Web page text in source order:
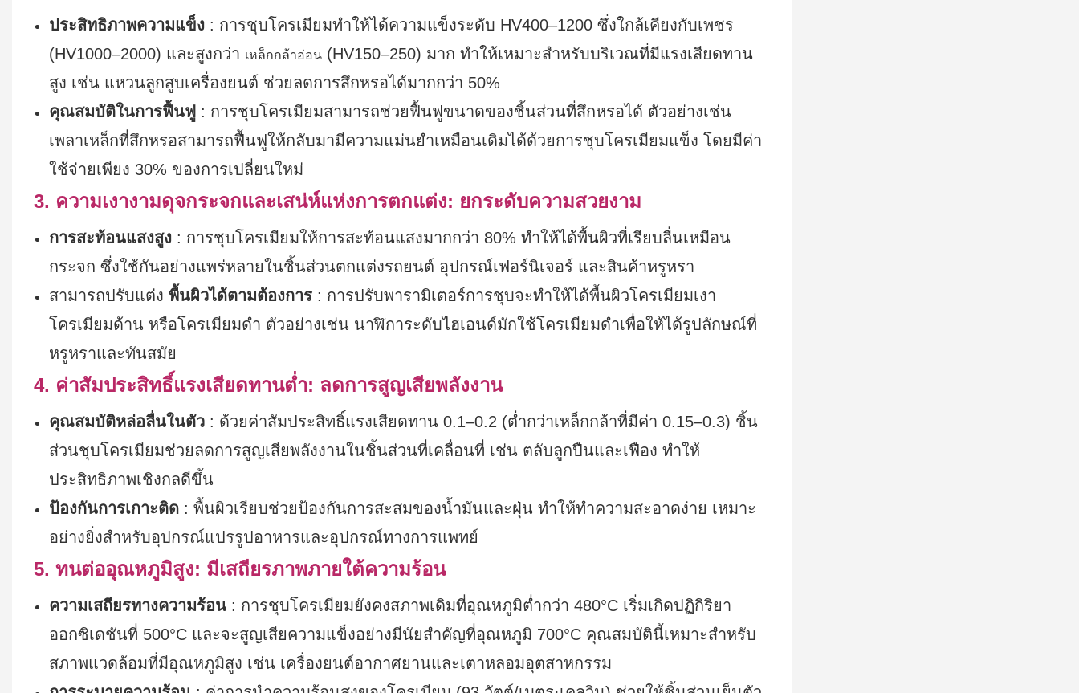
ประสิทธิภาพความแข็ง : การชุบโครเมียมทำให้ได้ความแข็งระดับ HV400–1200 ซึ่งใกล้เคียงกับเพชร
(HV1000–2000) และสูงกว่า เหล็กกล้าอ่อน (HV150–250) มาก ทำให้เหมาะสำหรับบริเวณที่มีแรงเสียดทาน
สูง เช่น แหวนลูกสูบเครื่องยนต์ ช่วยลดการสึกหรอได้มากกว่า 50%
คุณสมบัติในการฟื้นฟู : การชุบโครเมียมสามารถช่วยฟื้นฟูขนาดของชิ้นส่วนที่สึกหรอได้ ตัวอย่างเช่น
เพลาเหล็กที่สึกหรอสามารถฟื้นฟูให้กลับมามีความแม่นยำเหมือนเดิมได้ด้วยการชุบโครเมียมแข็ง โดยมีค่า
ใช้จ่ายเพียง 30% ของการเปลี่ยนใหม่
3. ความเงางามดุจกระจกและเสน่ห์แห่งการตกแต่ง: ยกระดับความสวยงาม
การสะท้อนแสงสูง : การชุบโครเมียมให้การสะท้อนแสงมากกว่า 80% ทำให้ได้พื้นผิวที่เรียบลื่นเหมือน
กระจก ซึ่งใช้กันอย่างแพร่หลายในชิ้นส่วนตกแต่งรถยนต์ อุปกรณ์เฟอร์นิเจอร์ และสินค้าหรูหรา
สามารถปรับแต่งพื้นผิวได้ตามต้องการ : การปรับพารามิเตอร์การชุบจะทำให้ได้พื้นผิวโครเมียมเงา
โครเมียมด้าน หรือโครเมียมดำ ตัวอย่างเช่น นาฬิการะดับไฮเอนด์มักใช้โครเมียมดำเพื่อให้ได้รูปลักษณ์ที่
หรูหราและทันสมัย
4. ค่าสัมประสิทธิ์แรงเสียดทานต่ำ: ลดการสูญเสียพลังงาน
คุณสมบัติหล่อลื่นในตัว : ด้วยค่าสัมประสิทธิ์แรงเสียดทาน 0.1–0.2 (ต่ำกว่าเหล็กกล้าที่มีค่า 0.15–0.3) ชิ้น
ส่วนชุบโครเมียมช่วยลดการสูญเสียพลังงานในชิ้นส่วนที่เคลื่อนที่ เช่น ตลับลูกปืนและเฟือง ทำให้
ประสิทธิภาพเชิงกลดีขึ้น
ป้องกันการเกาะติด : พื้นผิวเรียบช่วยป้องกันการสะสมของน้ำมันและฝุ่น ทำให้ทำความสะอาดง่าย เหมาะ
อย่างยิ่งสำหรับอุปกรณ์แปรรูปอาหารและอุปกรณ์ทางการแพทย์
5. ทนต่ออุณหภูมิสูง: มีเสถียรภาพภายใต้ความร้อน
ความเสถียรทางความร้อน : การชุบโครเมียมยังคงสภาพเดิมที่อุณหภูมิต่ำกว่า 480°C เริ่มเกิดปฏิกิริยา
ออกซิเดชันที่ 500°C และจะสูญเสียความแข็งอย่างมีนัยสำคัญที่อุณหภูมิ 700°C คุณสมบัตินี้เหมาะสำหรับ
สภาพแวดล้อมที่มีอุณหภูมิสูง เช่น เครื่องยนต์อากาศยานและเตาหลอมอุตสาหกรรม